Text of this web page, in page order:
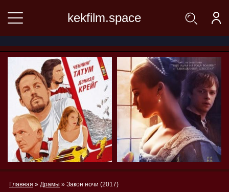
kekfilm.space
Главная » Драмы » Закон ночи (2017)